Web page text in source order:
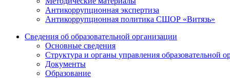
Антикоррупционная экспертиза
Антикоррупционная политика СШОР «Витязь»
Сведения об образовательной организации
Основные сведения
Структура и органы управления образовательной
Документы
Образование